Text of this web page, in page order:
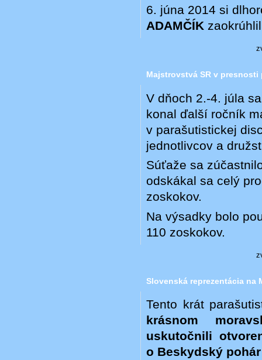
6. júna 2014 si
ADAMČÍK
Majstrovstvá SR v presnosti
V dňoch 2.-4. júla
konal ďalší ročník
v parašutistickej
jednotlivcov a
Súťaže sa
odskákal sa celý
zoskokov.
Na výsadky bolo
110 zoskokov.
Slovenská reprezentácia na
Tento krát
krásnom
uskutočnili
o Beskydský